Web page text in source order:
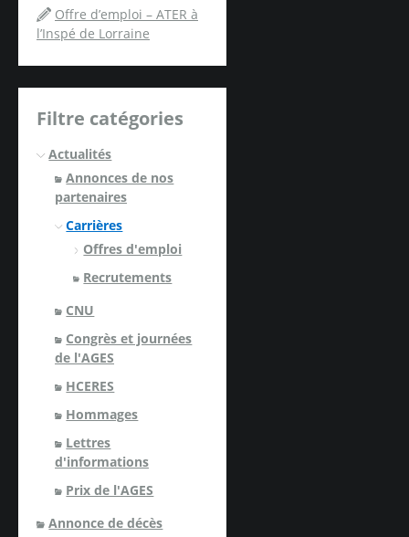
Offre d’emploi – ATER à
l’Inspé de Lorraine
Filtre catégories
Actualités
Annonces de nos
partenaires
Carrières
Offres d'emploi
Recrutements
CNU
Congrès et journées
de l'AGES
HCERES
Hommages
Lettres
d'informations
Prix de l'AGES
Annonce de décès